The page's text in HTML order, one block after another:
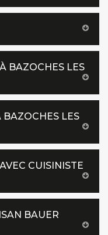
BAZOCHES LES
BAZOCHES LES
CUISINISTE
BAUER